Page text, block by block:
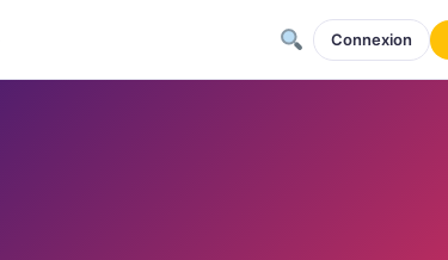
Connexion